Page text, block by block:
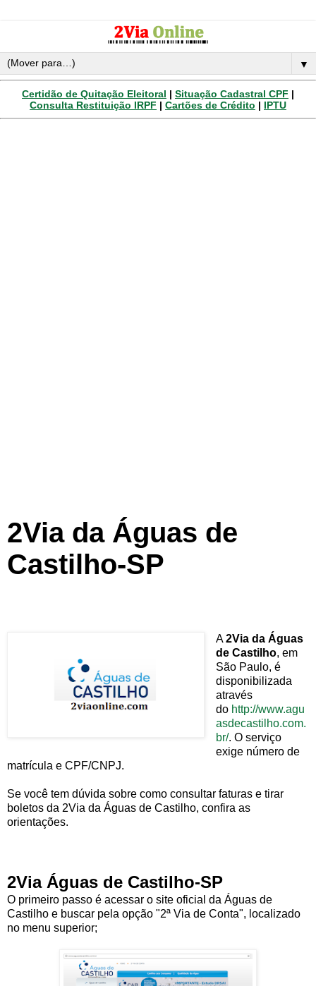
▼
Certidão de Quitação Eleitoral | Situação Cadastral CPF |
Consulta Restituição IRPF | Cartões de Crédito | IPTU
2Via da Águas de
Castilho-SP
A2Via da Águas
de Castilho, em
São Paulo, é
disponibilizada
através
do http://www.agu
asdecastilho.com.
br/. O serviço
exige número de
matrícula e CPF/CNPJ.
Se você tem dúvida sobre como consultar faturas e tirar
boletos da 2Via da Águas de Castilho, confira as
orientações.
2Via Águas de Castilho-SP
O primeiro passo é acessar o site oficial da Águas de
Castilho e buscar pela opção "2ª Via de Conta", localizado
no menu superior;